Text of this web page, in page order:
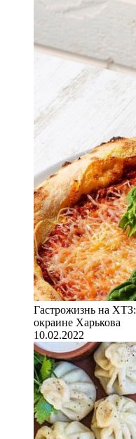
Гастрожизнь на
окраине Харькова
10.02.2022